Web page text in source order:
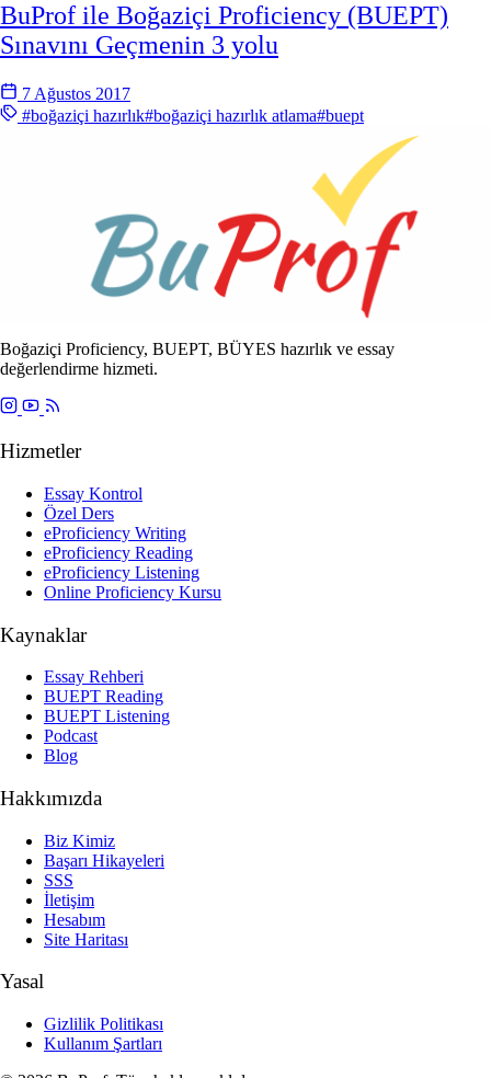
BuProf ile Boğaziçi Proficiency (BUEPT)
Sınavını Geçmenin 3 yolu
7 Ağustos 2017
#boğaziçi hazırlık#boğaziçi hazırlık atlama#buept
Boğaziçi Proficiency, BUEPT, BÜYES hazırlık ve essay
değerlendirme hizmeti.
Hizmetler
Essay Kontrol
Özel Ders
eProficiency Writing
eProficiency Reading
eProficiency Listening
Online Proficiency Kursu
Kaynaklar
Essay Rehberi
BUEPT Reading
BUEPT Listening
Podcast
Blog
Hakkımızda
Biz Kimiz
Başarı Hikayeleri
SSS
İletişim
Hesabım
Site Haritası
Yasal
Gizlilik Politikası
Kullanım Şartları